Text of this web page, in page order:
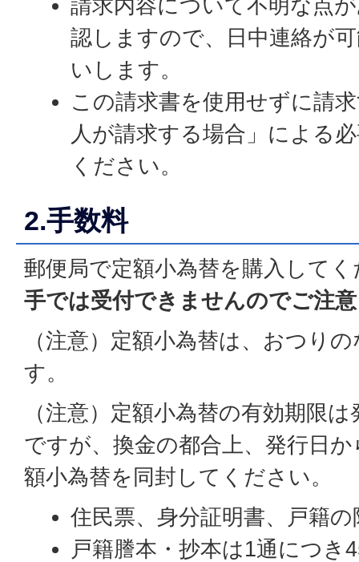
請求内容について不明な点
認しますので、日中連絡が
いします。
この請求書を使用せずに請
人が請求する場合」による
ください。
2.手数料
郵便局で定額小為替を購入して
手では受付できませんのでご注
（注意）定額小為替は、おつり
す。
（注意）定額小為替の有効期限
ですが、換金の都合上、発行日
額小為替を同封してください。
住民票、身分証明書、戸籍
戸籍謄本・抄本は1通につき